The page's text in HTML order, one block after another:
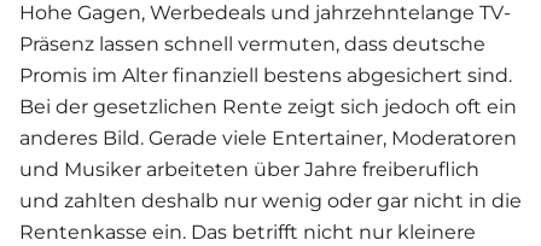
Hohe Gagen, Werbedeals und jahrzehntelange TV-
Präsenz lassen schnell vermuten, dass deutsche
Promis im Alter finanziell bestens abgesichert sind.
Bei der gesetzlichen Rente zeigt sich jedoch oft ein
anderes Bild. Gerade viele Entertainer, Moderatoren
und Musiker arbeiteten über Jahre freiberuflich
und zahlten deshalb nur wenig oder gar nicht in die
Rentenkasse ein. Das betrifft nicht nur kleinere